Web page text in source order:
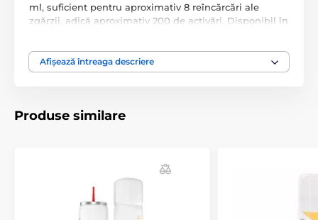
ml, suficient pentru aproximativ 8 reîncărcări ale
zgărzii, adică aproximativ 200 de activări. Disponibil în
Specificațiile tehnice pot fi modificate fără o notificare
expresă. Imaginile au doar caracter ilustrativ.
Produsul este inclus în categoria
Afișează întreaga descriere
Produse similare